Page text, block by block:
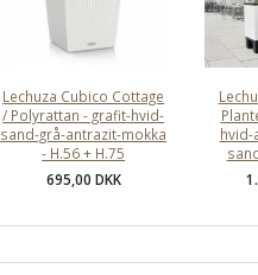
Lechuza Cubico Cottage
/ Polyrattan - grafit-hvid-
sand-grå-antrazit-mokka
- H.56 + H.75
695,00 DKK
hvid-